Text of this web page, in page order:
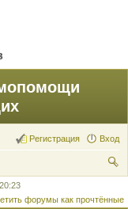
Вход
Регистрация
ск
форумы как прочтённые